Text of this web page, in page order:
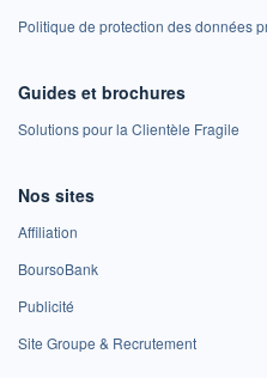
Politique de protection des données
Guides et brochures
Solutions pour la Clientèle Fragile
Nos sites
Affiliation
BoursoBank
Publicité
Site Groupe & Recrutement